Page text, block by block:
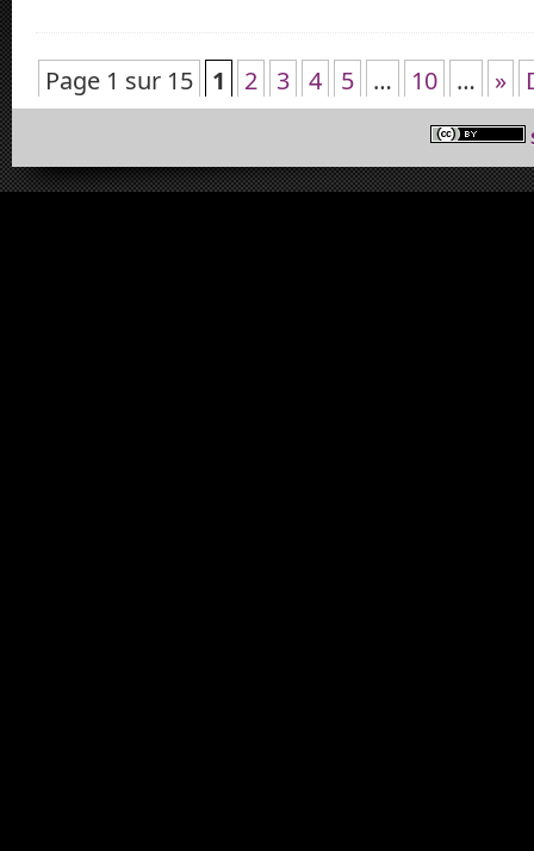
Page 1 sur 15 1 2 3 4 5 … 10 … »